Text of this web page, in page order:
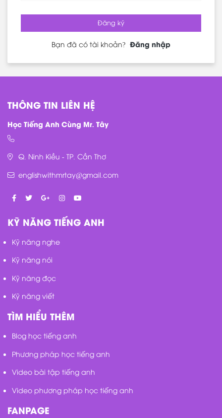
Đăng ký
Bạn đã có tài khoản? Đăng nhập
THÔNG TIN LIÊN HỆ
Học Tiếng Anh Cùng Mr. Tây
Q. Ninh Kiều - TP. Cần Thơ
englishwithmrtay@gmail.com
KỸ NĂNG TIẾNG ANH
Kỹ năng nghe
Kỹ năng nói
Kỹ năng đọc
Kỹ năng viết
TÌM HIỂU THÊM
Blog học tiếng anh
Phương pháp học tiếng anh
Video bài tập tiếng anh
Video phương pháp học tiếng anh
FANPAGE